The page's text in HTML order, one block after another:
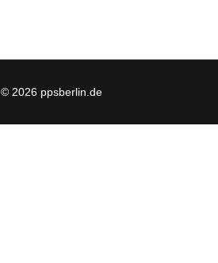
© 2026 ppsberlin.de